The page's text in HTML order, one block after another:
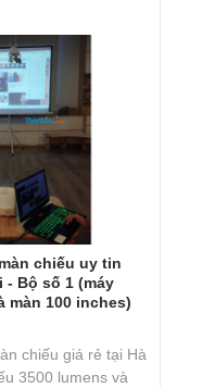
chiếu uy tin
Bộ số 1 (máy
màn 100 inches)
chiếu giá rẻ tại Hà
3500 lumens và